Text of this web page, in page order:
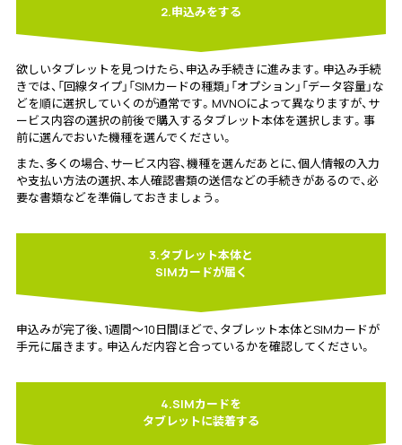
2.申込みをする
欲しいタブレットを見つけたら、申込み手続きに進みます。申込み手続
きでは、「回線タイプ」「SIMカードの種類」「オプション」「データ容量」な
どを順に選択していくのが通常です。MVNOによって異なりますが、サ
ービス内容の選択の前後で購入するタブレット本体を選択します。事
前に選んでおいた機種を選んでください。
また、多くの場合、サービス内容、機種を選んだあとに、個人情報の入力
や支払い方法の選択、本人確認書類の送信などの手続きがあるので、必
要な書類などを準備しておきましょう。
3.タブレット本体と
SIMカードが届く
申込みが完了後、1週間～10日間ほどで、タブレット本体とSIMカードが
手元に届きます。申込んだ内容と合っているかを確認してください。
4.SIMカードを
タブレットに装着する